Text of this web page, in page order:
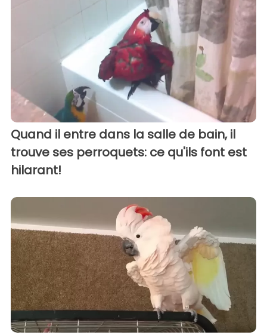
Quand il entre dans la salle de bain, il
trouve ses perroquets: ce qu'ils font est
hilarant!